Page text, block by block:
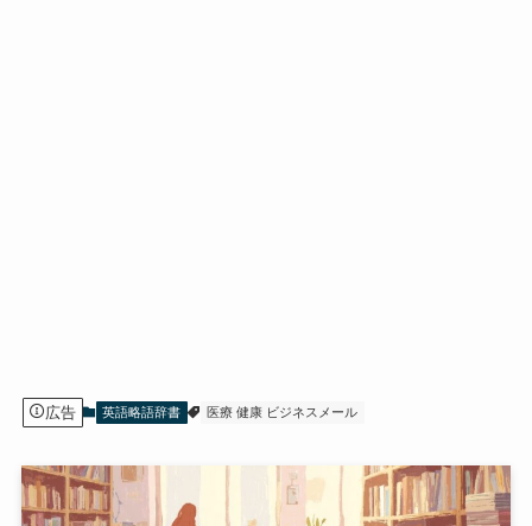
広告 英語略語辞書 医療 健康 ビジネスメール